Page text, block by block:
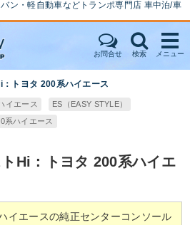
ン・軽自動車などトランポ専門店 車中泊/車
お問合せ 検索 メニュー
：トヨタ 200系ハイエース
イエース
ES（EASY STYLE）
系ハイエース
Hi：トヨタ 200系ハイエ
イエースの純正センターコンソール